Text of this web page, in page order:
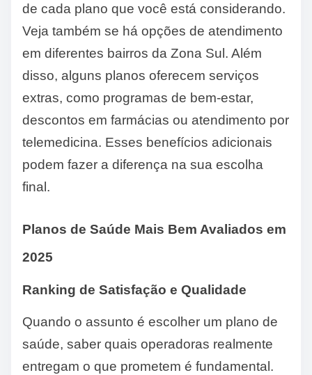
de cada plano que você está considerando.
Veja também se há opções de atendimento
em diferentes bairros da Zona Sul. Além
disso, alguns planos oferecem serviços
extras, como programas de bem-estar,
descontos em farmácias ou atendimento por
telemedicina. Esses benefícios adicionais
podem fazer a diferença na sua escolha
final.
Planos de Saúde Mais Bem Avaliados em
2025
Ranking de Satisfação e Qualidade
Quando o assunto é escolher um plano de
saúde, saber quais operadoras realmente
entregam o que prometem é fundamental.